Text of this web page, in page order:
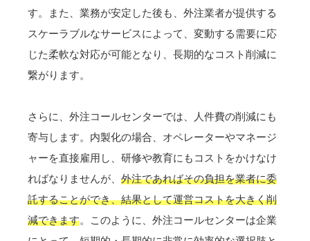
す。また、業務が安定した後も、外注業者が提供する
スケーラブルなサービスによって、変動する需要に応
じた柔軟な対応が可能となり、長期的なコスト削減に
繋がります。
さらに、外注コールセンターでは、人件費の削減にも
寄与します。内製化の場合、オペレーターやマネージ
ャーを直接雇用し、研修や教育にもコストをかけなけ
ればなりませんが、 外注であればその負担を業者に委
託することができ、結果として運営コストを大きく削
減できます。このように、外注コールセンターは企業